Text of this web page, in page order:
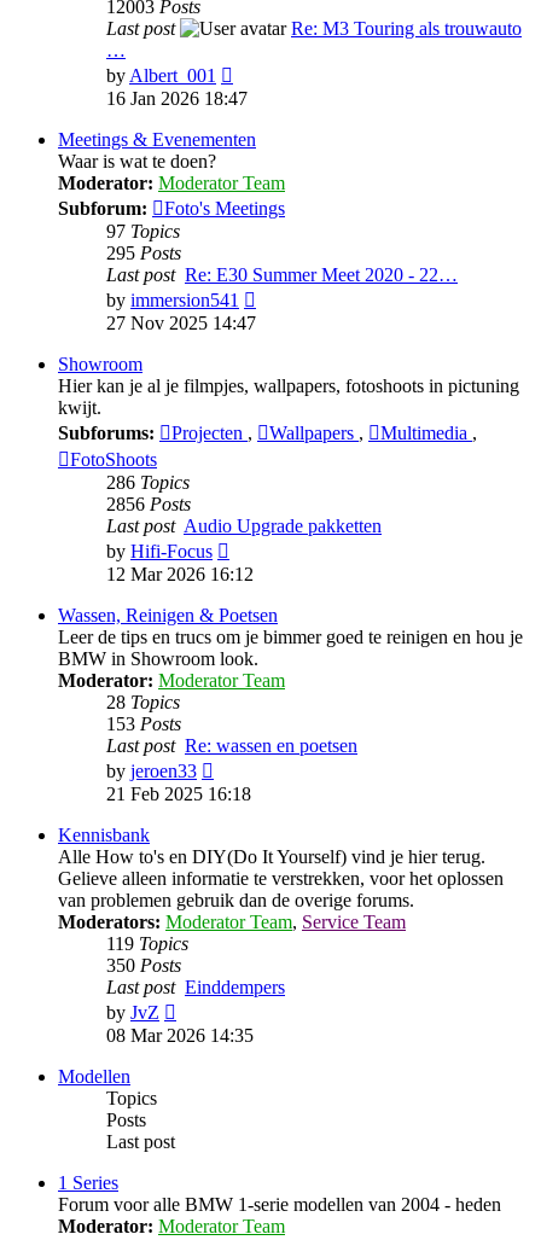
12003 Posts
Last post
Re: M3 Touring als trouwauto
…
byAlbert_001
the
post
16 Jan 2026 18:47
Meetings & Evenementen
Waar is wat te doen?
Moderator: Moderator Team
Subforum:
Foto's Meetings
97 Topics
295 Posts
Last post Re: E30 Summer Meet 2020 - 22…
by immersion541
the
27 Nov 2025 14:47
Showroom
Hier kan je al je filmpjes, wallpapers, fotoshoots in pictuning
kwijt.
Subforums:
Projecten , Wallpapers , Multimedia ,
FotoShoots
286 Topics
2856 Posts
Last post Audio Upgrade pakketten
by Hifi-Focus
the
post
12 Mar 2026 16:12
Wassen, Reinigen & Poetsen
Leer de tips en trucs om je bimmer goed te reinigen en hou je
BMW in Showroom look.
Moderator: Moderator Team
28 Topics
153 Posts
Last post Re: wassen en poetsen
by jeroen33
the
21 Feb 2025 16:18
Kennisbank
Alle How to's en DIY(Do It Yourself) vind je hier terug.
Gelieve alleen informatie te verstrekken, voor het oplossen
van problemen gebruik dan de overige forums.
Moderators: Moderator Team, Service Team
119 Topics
350 Posts
Last post Einddempers
by JvZ
the
08 Mar 2026 14:35
Modellen
Topics
Posts
Last post
1 Series
Forum voor alle BMW 1-serie modellen van 2004 - heden
Moderator: Moderator Team